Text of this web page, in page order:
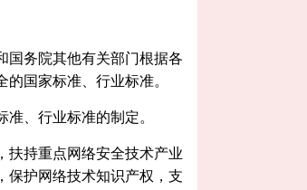
务院其他有关部门根据各
国家标准、行业标准。
、行业标准的制定。
持重点网络安全技术产业
保护网络技术知识产权，支